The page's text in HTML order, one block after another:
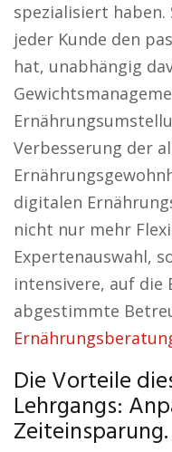
spezialisiert
jeder Kunde den
hat, unabhängig
Verbesserung der
digitalen
nicht nur mehr
Expertenauswahl,
intensivere, auf die
abgestimmte
Die Vorteile
Lehrgangs:
Zeiteinsparung.